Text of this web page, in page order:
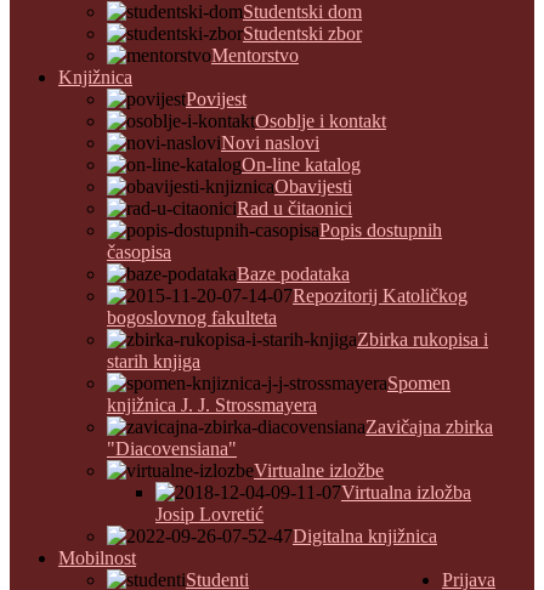
Studentski dom
Studentski zbor
Mentorstvo
Knjižnica
Povijest
Osoblje i kontakt
Novi naslovi
On-line katalog
Obavijesti
Rad u čitaonici
Popis dostupnih
časopisa
Baze podataka
Repozitorij Katoličkog
bogoslovnog fakulteta
Zbirka rukopisa i
starih knjiga
Spomen
knjižnica J. J. Strossmayera
Zavičajna zbirka
"Diacovensiana"
Virtualne izložbe
Virtualna izložba
Josip Lovretić
Digitalna knjižnica
Mobilnost
Studenti
Prijava